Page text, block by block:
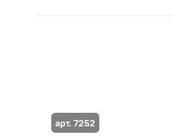
арт. 7252